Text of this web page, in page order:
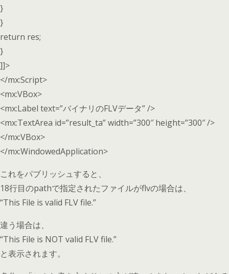
}
}
return res;
}
]]>
</mx:Script>
<mx:VBox>
<mx:Label text=”バイナリのFLVデータ” />
<mx:TextArea id=”result_ta” width=”300″ height=”300″ />
</mx:VBox>
</mx:WindowedApplication>
これをパブリッシュすると、
18行目のpathで指定されたファイルがflvの場合は、
“This File is valid FLV file.”
違う場合は、
“This File is NOT valid FLV file.”
と表示されます。